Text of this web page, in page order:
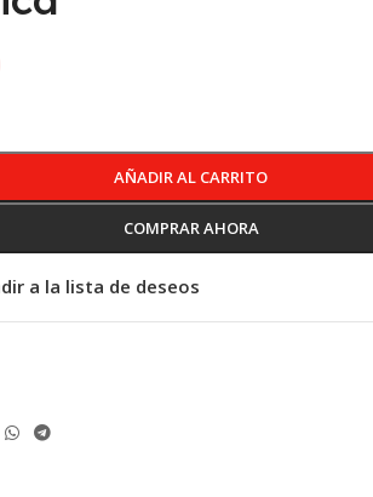
AÑADIR AL CARRITO
COMPRAR AHORA
a la lista de deseos